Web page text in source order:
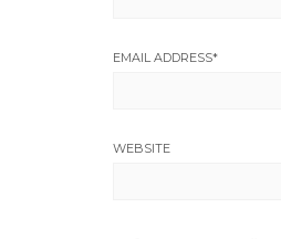
EMAIL ADDRESS*
WEBSITE